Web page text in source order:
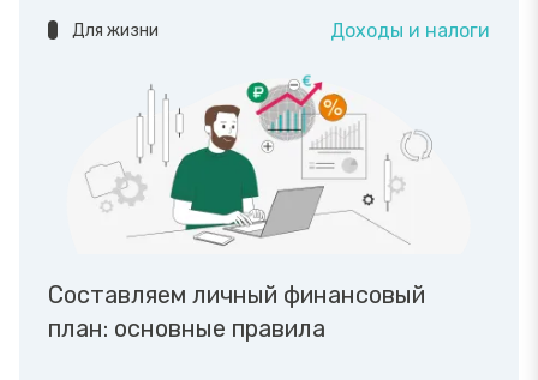
Для жизни Доходы и налоги
Составляем личный финансовый
план: основные правила